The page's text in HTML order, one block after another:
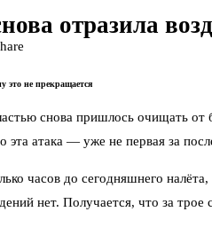
отразила
это не прекращается
снова пришлось очищать
атака — уже не первая за
часов до сегодняшнего
нет. Получается, что за